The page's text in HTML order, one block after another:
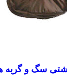
سگ و گربه